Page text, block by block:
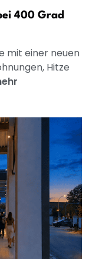
400 Grad
mit einer neuen
Hitze